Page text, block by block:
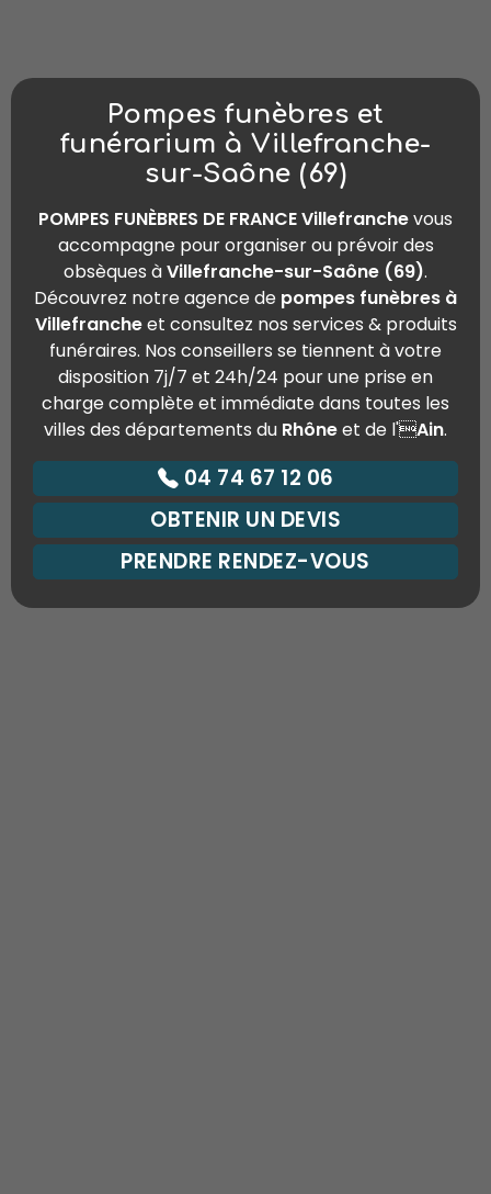
Pompes funèbres et
funérarium à Villefranche-
sur-Saône (69)
POMPES FUNÈBRES DE FRANCE Villefranchevous
accompagne pour organiser ou prévoir des
obsèques àVillefranche-sur-Saône (69).
Découvrez notre agence de pompes funèbres à
Villefrancheet consultez nos services & produits
funéraires. Nos conseillers se tiennent à votre
disposition 7j/7 et 24h/24 pour une prise en
charge complète et immédiate dans toutes les
villes des départements du Rhôneet de l'Ain.
04 74 67 12 06
OBTENIR UN DEVIS
PRENDRE RENDEZ-VOUS